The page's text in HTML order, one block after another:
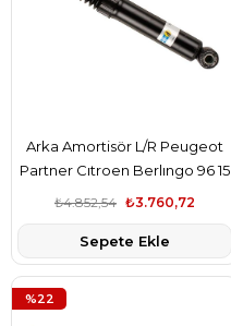
Arka Amortisör L/R Peugeot
Partner Cıtroen Berlıngo 96 15
₺3.760,72
₺4.852,54
Sepete Ekle
%22